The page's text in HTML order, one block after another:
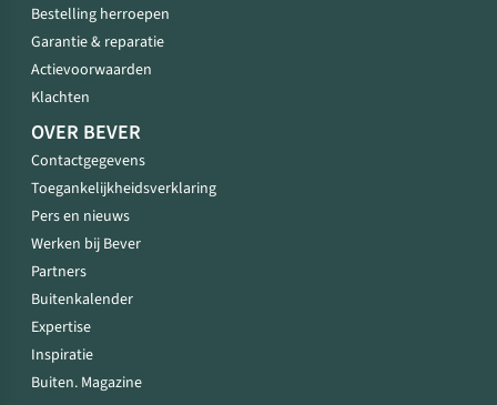
Bestelling herroepen
Garantie & reparatie
Actievoorwaarden
Klachten
OVER BEVER
Contactgegevens
Toegankelijkheidsverklaring
Pers en nieuws
Werken bij Bever
Partners
Buitenkalender
Expertise
Inspiratie
Buiten. Magazine